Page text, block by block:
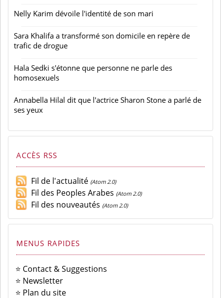
Nelly Karim dévoile l'identité de son mari
Sara Khalifa a transformé son domicile en repère de
trafic de drogue
Hala Sedki s'étonne que personne ne parle des
homosexuels
Annabella Hilal dit que l'actrice Sharon Stone a parlé de
ses yeux
ACCÈS RSS
Fil de l'actualité (Atom 2.0)
Fil des Peoples Arabes (Atom 2.0)
Fil des nouveautés (Atom 2.0)
MENUS RAPIDES
⭐ Contact & Suggestions
⭐ Newsletter
⭐ Plan du site